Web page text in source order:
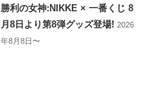
勝利の女神:NIKKE × 一番くじ 8
月8日より第8弾グッズ登場!2026
年8月8日〜